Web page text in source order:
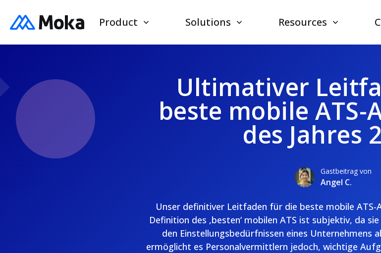
Product Solutions Resources
Ultimativer
beste mobile
des Jahres
Gastbeitrag von
Angel C.
Unser definitiver Leitfaden für die beste mobile ATS-
Definition des ‚besten‘ mobilen ATS ist subjektiv, da
den Einstellungsbedürfnissen eines Unternehmens
ermöglicht es Personalvermittlern jedoch, wichtige